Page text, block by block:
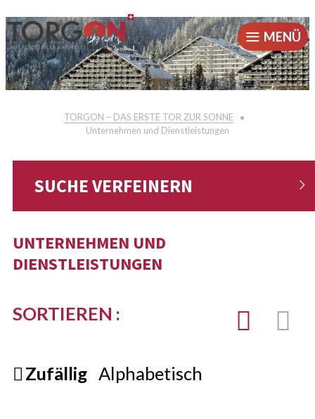
MENÜ
TORGON – DAS ERSTE TOR ZUR SONNE
Unternehmen und Dienstleistungen
SUCHE VERFEINERN
UNTERNEHMEN UND
DIENSTLEISTUNGEN
SORTIEREN :
Zufällig Alphabetisch